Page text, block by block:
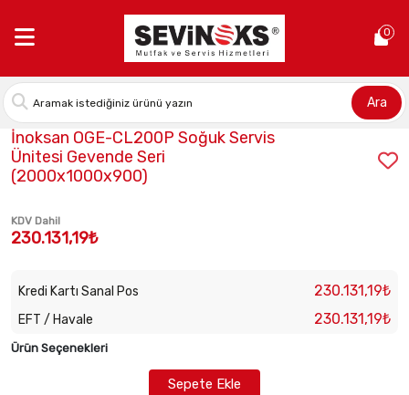
0
Ara
Stok Kodu:INO-OGE-CL200P
İnoksan OGE-CL200P Soğuk Servis
Ünitesi Gevende Seri
(2000x1000x900)
KDV Dahil
230.131,19₺
Kredi Kartı Sanal Pos 230.131,19₺
EFT / Havale 230.131,19₺
Ürün Seçenekleri
Sepete Ekle